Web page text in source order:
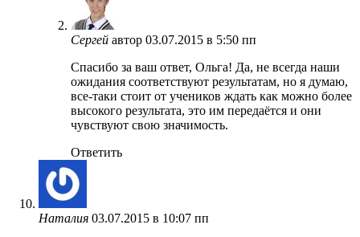
Сергей автор 03.07.2015 в 5:50 пп
Спасибо за ваш ответ, Ольга! Да, не всегда наши
ожидания соответствуют результатам, но я думаю,
все-таки стоит от учеников ждать как можно более
высокого результата, это им передаётся и они
чувствуют свою значимость.
Ответить
Наталия 03.07.2015 в 10:07 пп